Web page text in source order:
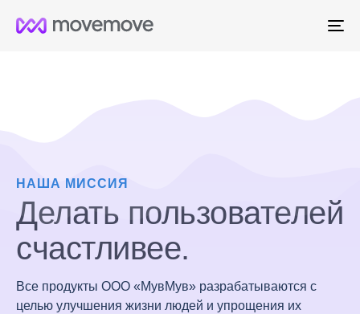
НАША МИССИЯ
Делать пользователей
счастливее.
Все продукты ООО «МувМув» разрабатываются с
целью улучшения жизни людей и упрощения их